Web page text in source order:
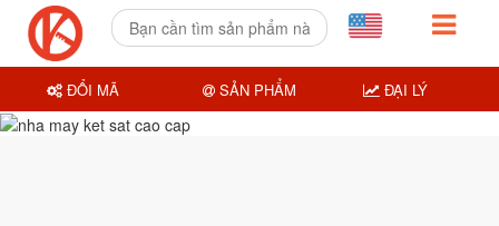
ĐỔI MÃ SẢN PHẨM ĐẠI LÝ